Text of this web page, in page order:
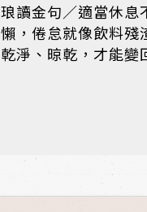
琅讀金句／適當休息
懶，倦怠就像飲料殘
乾淨、晾乾，才能變